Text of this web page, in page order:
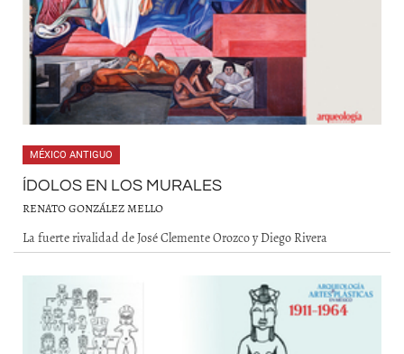
MÉXICO ANTIGUO
ÍDOLOS EN LOS MURALES
RENATO GONZÁLEZ MELLO
La fuerte rivalidad de José Clemente Orozco y Diego Rivera